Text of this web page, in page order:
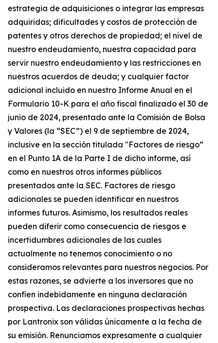
estrategia de adquisiciones o integrar las empresas
adquiridas; dificultades y costos de protección de
patentes y otros derechos de propiedad; el nivel de
nuestro endeudamiento, nuestra capacidad para
servir nuestro endeudamiento y las restricciones en
nuestros acuerdos de deuda; y cualquier factor
adicional incluido en nuestro Informe Anual en el
Formulario 10-K para el año fiscal finalizado el 30 de
junio de 2024, presentado ante la Comisión de Bolsa
y Valores (la “SEC”) el 9 de septiembre de 2024,
inclusive en la sección titulada "Factores de riesgo”
en el Punto 1A de la Parte I de dicho informe, así
como en nuestros otros informes públicos
presentados ante la SEC. Factores de riesgo
adicionales se pueden identificar en nuestros
informes futuros. Asimismo, los resultados reales
pueden diferir como consecuencia de riesgos e
incertidumbres adicionales de las cuales
actualmente no tenemos conocimiento o no
consideramos relevantes para nuestros negocios. Por
estas razones, se advierte a los inversores que no
confíen indebidamente en ninguna declaración
prospectiva. Las declaraciones prospectivas hechas
por Lantronix son válidas únicamente a la fecha de
su emisión. Renunciamos expresamente a cualquier